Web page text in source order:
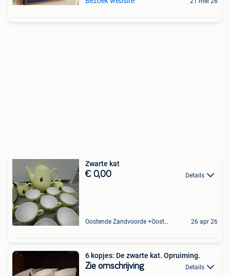
Zwarte kat
€ 0,00 Details
Oostende Zandvoorde +Oostende 26 apr 26
6 kopjes: De zwarte kat. Opruiming.
Zie omschrijving Details